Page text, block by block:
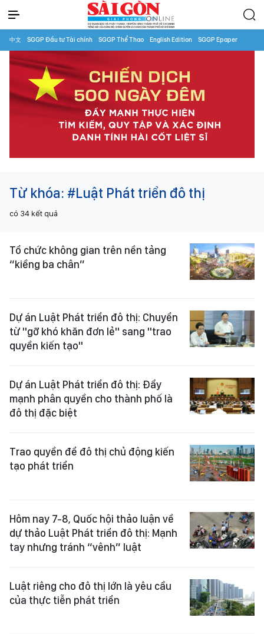
中文 SGGP Đầu tư Tài chính SGGP Thể Thao English Edition SGGP Epaper
Từ khóa: #Luật Phát triển đô thị
có 34 kết quả
Tổ chức không gian trên nền tảng
“kiềng ba chân”
Dự án Luật Phát triển đô thị: Chuyển
từ "gỡ khó khăn đơn lẻ" sang "trao
quyền kiến tạo"
Dự án Luật Phát triển đô thị: Đẩy
mạnh phân quyền cho thành phố là
đô thị đặc biệt
Trao quyền để đô thị chủ động kiến
tạo phát triển
Hôm nay 7-8, Quốc hội thảo luận về
dự thảo Luật Phát triển đô thị: Mạnh
tay nhưng tránh “vênh” luật
Luật riêng cho đô thị lớn là yêu cầu
của thực tiễn phát triển